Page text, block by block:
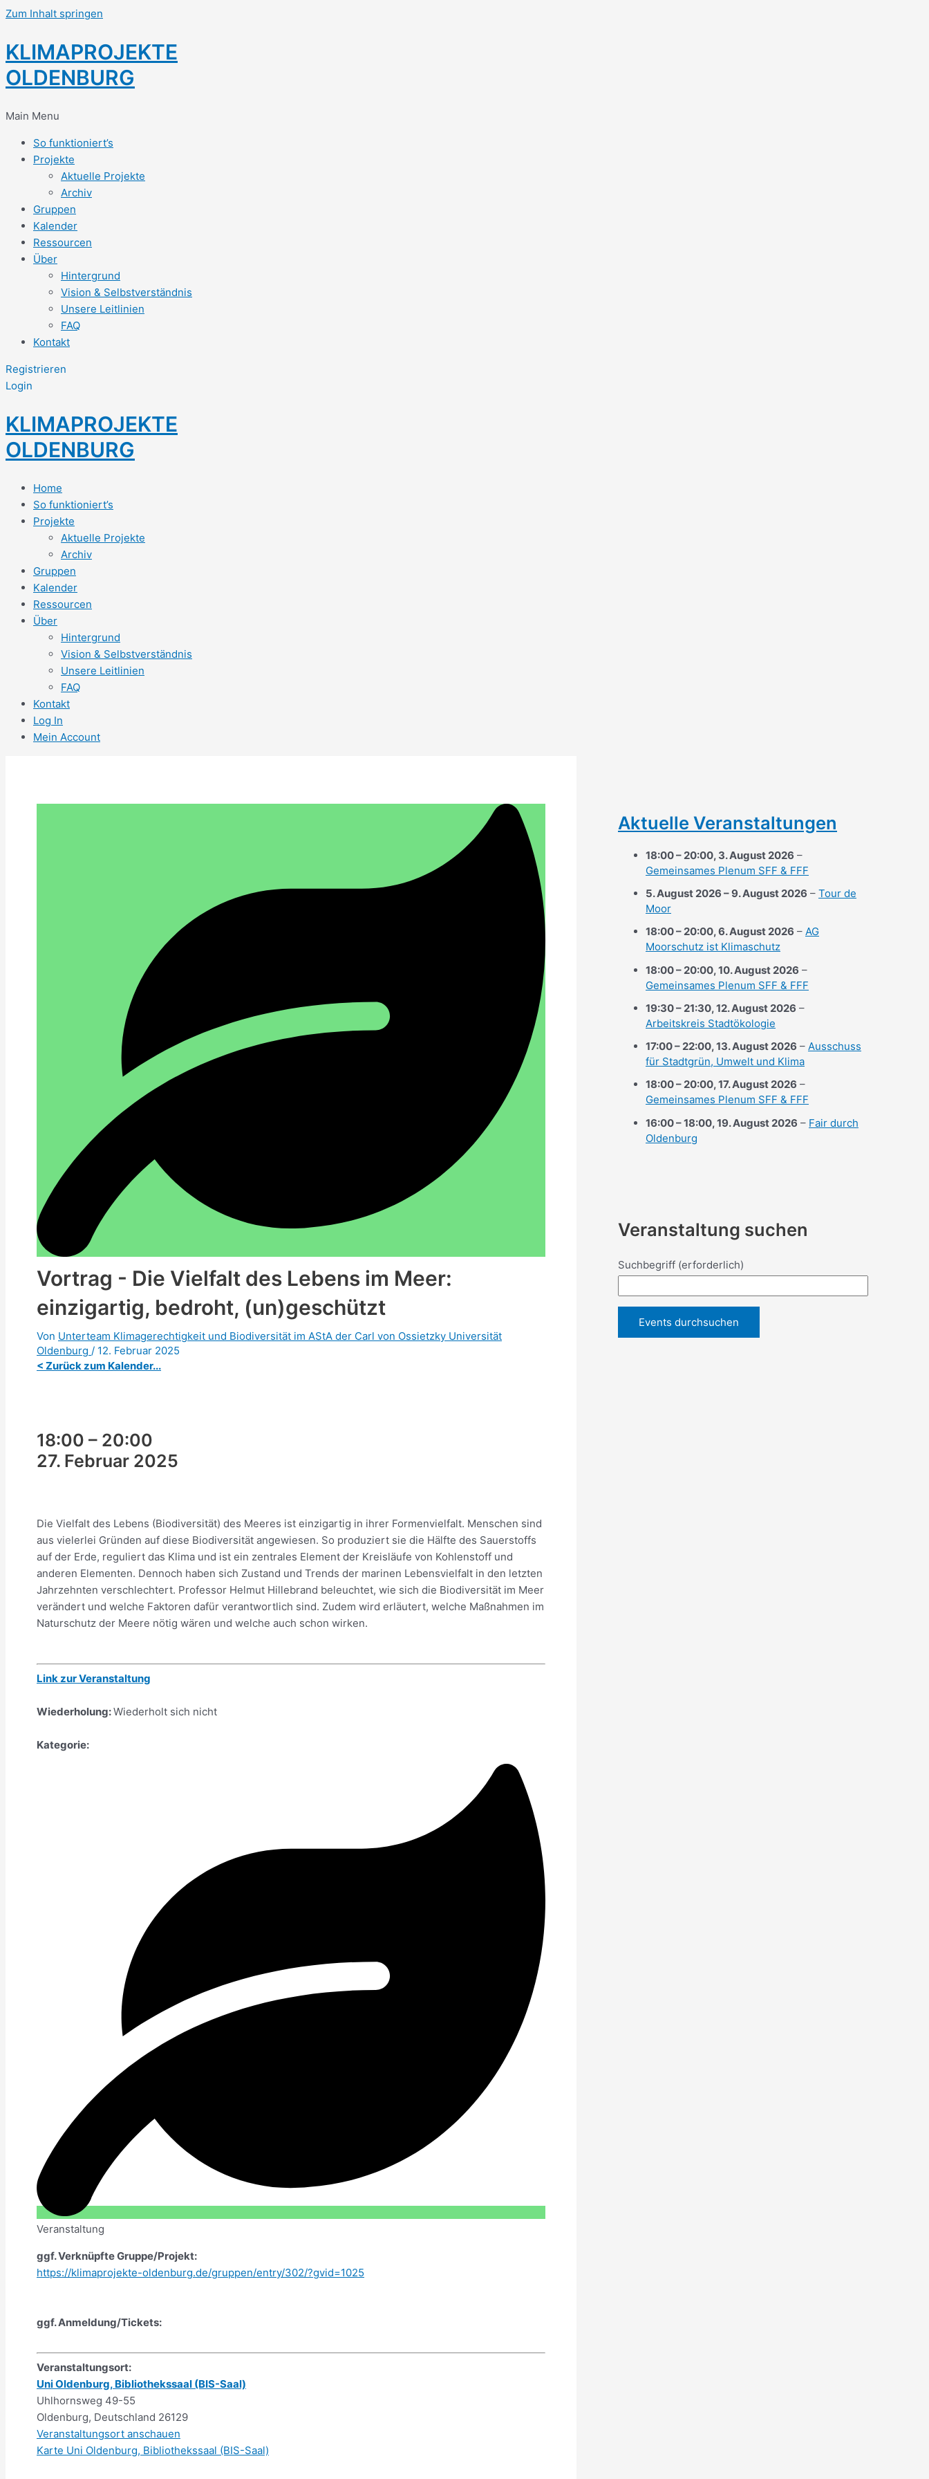
Zum Inhalt springen
KLIMAPROJEKTE
OLDENBURG
Main Menu
So funktioniert’s
Projekte
Aktuelle Projekte
Archiv
Gruppen
Kalender
Ressourcen
Über
Hintergrund
Vision & Selbstverständnis
Unsere Leitlinien
FAQ
Kontakt
Registrieren
Login
KLIMAPROJEKTE
OLDENBURG
Home
So funktioniert’s
Projekte
Aktuelle Projekte
Archiv
Gruppen
Kalender
Ressourcen
Über
Hintergrund
Vision & Selbstverständnis
Unsere Leitlinien
FAQ
Kontakt
Log In
Mein Account
Vortrag - Die Vielfalt des Lebens im Meer:
einzigartig, bedroht, (un)geschützt
Von Unterteam Klimagerechtigkeit und Biodiversität im AStA der Carl von Ossietzky Universität
Oldenburg / 12. Februar 2025
< Zurück zum Kalender...
18:00 – 20:00
27. Februar 2025
Die Vielfalt des Lebens (Biodiversität) des Meeres ist einzigartig in ihrer Formenvielfalt. Menschen sind
aus vielerlei Gründen auf diese Biodiversität angewiesen. So produziert sie die Hälfte des Sauerstoffs
auf der Erde, reguliert das Klima und ist ein zentrales Element der Kreisläufe von Kohlenstoff und
anderen Elementen. Dennoch haben sich Zustand und Trends der marinen Lebensvielfalt in den letzten
Jahrzehnten verschlechtert. Professor Helmut Hillebrand beleuchtet, wie sich die Biodiversität im Meer
verändert und welche Faktoren dafür verantwortlich sind. Zudem wird erläutert, welche Maßnahmen im
Naturschutz der Meere nötig wären und welche auch schon wirken.
Link zur Veranstaltung
Wiederholung:Wiederholt sich nicht
Kategorie:
Veranstaltung
ggf. Verknüpfte Gruppe/Projekt:
https://klimaprojekte-oldenburg.de/gruppen/entry/302/?gvid=1025
ggf. Anmeldung/Tickets:
Veranstaltungsort:
Uni Oldenburg, Bibliothekssaal (BIS-Saal)
Uhlhornsweg 49-55
Oldenburg, Deutschland 26129
Veranstaltungsort anschauen
Karte Uni Oldenburg, Bibliothekssaal (BIS-Saal)
Aktuelle Veranstaltungen
18:00– 20:00, 3. August 2026 –
Gemeinsames Plenum SFF & FFF
5. August 2026 –9. August 2026 – Tour de
Moor
18:00– 20:00,6. August 2026 – AG
Moorschutz ist Klimaschutz
18:00– 20:00,10. August 2026 –
Gemeinsames Plenum SFF & FFF
19:30– 21:30,12. August 2026 –
Arbeitskreis Stadtökologie
17:00– 22:00,13. August 2026 – Ausschuss
für Stadtgrün, Umwelt und Klima
18:00– 20:00,17. August 2026 –
Gemeinsames Plenum SFF & FFF
16:00–18:00,19. August 2026 – Fair durch
Oldenburg
Veranstaltung suchen
Suchbegriff (erforderlich)